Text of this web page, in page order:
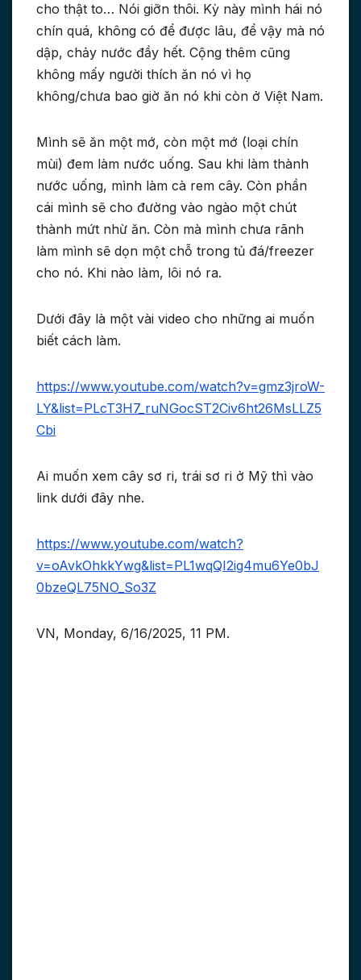
cho thật to… Nói giỡn thôi. Kỳ này mình hái nó
chín quá, không có để được lâu, để vậy mà nó
dập, chảy nước đầy hết. Cộng thêm cũng
không mấy người thích ăn nó vì họ
không/chưa bao giờ ăn nó khi còn ở Việt Nam.
Mình sẽ ăn một mớ, còn một mớ (loại chín
mùi) đem làm nước uống. Sau khi làm thành
nước uống, mình làm cà rem cây. Còn phần
cái mình sẽ cho đường vào ngào một chút
thành mứt nhừ ăn. Còn mà mình chưa rãnh
làm mình sẽ dọn một chỗ trong tủ đá/freezer
cho nó. Khi nào làm, lôi nó ra.
Dưới đây là một vài video cho những ai muốn
biết cách làm.
https://www.youtube.com/watch?v=gmz3jroW-
LY&list=PLcT3H7_ruNGocST2Civ6ht26MsLLZ5
Cbi
Ai muốn xem cây sơ ri, trái sơ ri ở Mỹ thì vào
link dưới đây nhe.
https://www.youtube.com/watch?
v=oAvkOhkkYwg&list=PL1wqQI2ig4mu6Ye0bJ
0bzeQL75NO_So3Z
VN, Monday, 6/16/2025, 11 PM.